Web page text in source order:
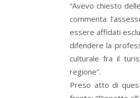
“Avevo chiesto
commenta
essere affidati
difendere la
culturale fra il
regione”.
Preso atto di